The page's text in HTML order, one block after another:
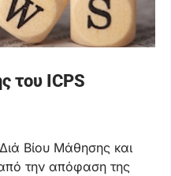
του ICPS
Βίου Μάθησης και
την απόφαση της